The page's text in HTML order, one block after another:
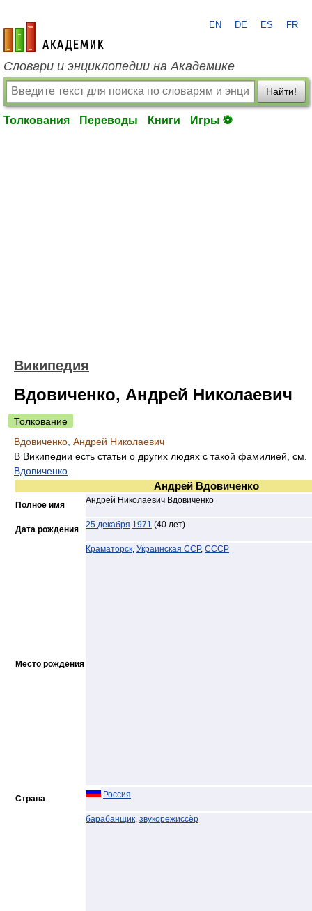
academic.ru
EN DE ES FR
Словари и энциклопедии на Академике
Найти!
Толкования Переводы Книги Игры ⚽
Википедия
Вдовиченко, Андрей Николаевич
Толкование
Вдовиченко, Андрей Николаевич
В Википедии есть статьи о других людях с такой фамилией, см.
Вдовиченко
Андрей Вдовиченко
Полное имя Андрей Николаевич Вдовиченко
Дата рождения 25 декабря 1971 (40 лет)
Место рождения
Краматорск, Украинская ССР, СССР
Страна Россия
барабанщик, звукорежиссёр